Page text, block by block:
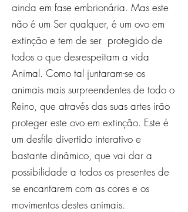
ainda em fase embrionária. Mas este
não é um Ser qualquer, é um ovo em
extinção e tem de ser protegido de
todos o que desrespeitam a vida
Animal. Como tal juntaram-se os
animais mais surpreendentes de todo o
Reino, que através das suas artes irão
proteger este ovo em extinção. Este é
um desfile divertido interativo e
bastante dinâmico, que vai dar a
possibilidade a todos os presentes de
se encantarem com as cores e os
movimentos destes animais.